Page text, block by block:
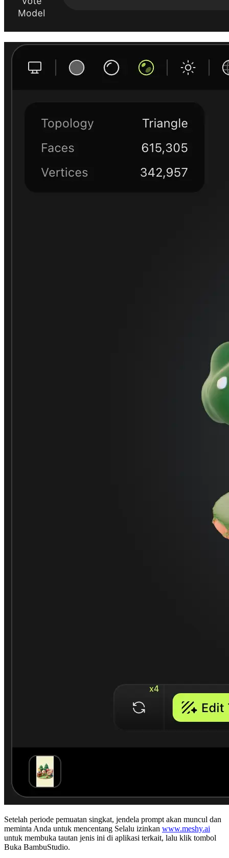
Setelah periode pemuatan singkat, jendela prompt akan muncul dan
meminta Anda untuk mencentang Selalu izinkan www.meshy.ai
untuk membuka tautan jenis ini di aplikasi terkait, lalu klik tombol
Buka BambuStudio.